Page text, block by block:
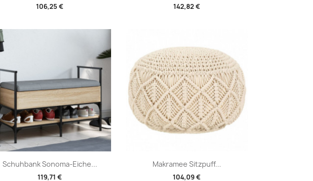
106,25 € 142,82 €
Schuhbank Sonoma-Eiche...
119,71 €
Vorschau Makramee Sitzpuff...
104,09 €
Vorschau